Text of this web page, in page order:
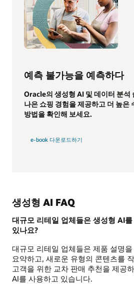
예측 불가능을 예측하다
Oracle의 생성형 AI 및 데이터 분석
나은 쇼핑 경험을 제공하고 더 높은
방법을 확인해 보세요.
e-book 다운로드하기
생성형 AI FAQ
대규모 리테일 업체들은 생성형 AI
있나요?
대규모 리테일 업체들은 제품 설명
요약하고, 새로운 유형의 콘텐츠를
고객을 위한 교차 판매 추천을 제공
AI를 사용하고 있습니다.